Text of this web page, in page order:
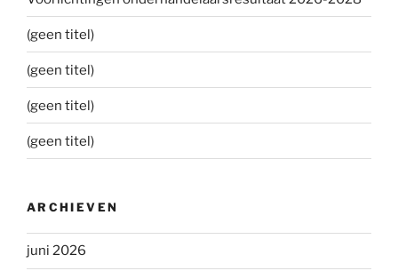
(geen titel)
(geen titel)
(geen titel)
(geen titel)
ARCHIEVEN
juni 2026